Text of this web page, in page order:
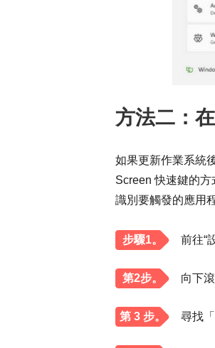
方法二：
如果更新作業系統
Screen 快速鍵的
識別要觸發的應用
步驟1。 前往“
第2步。 向下
第 3 步。 尋找